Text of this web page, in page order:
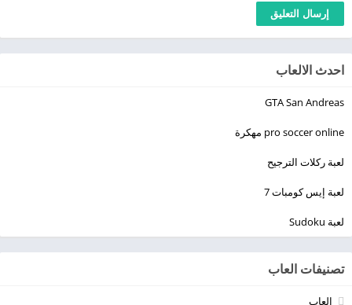
احدث الالعاب
GTA San Andreas
pro soccer online مهكرة
لعبة ركلات الترجيح
لعبة إيس كومبات 7
لعبة Sudoku
تصنيفات العاب
العاب